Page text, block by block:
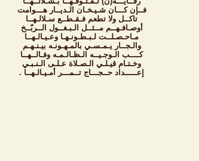
فــإن كـــان شـيـخـان الـديــار هـــوامت
تاكــل ولا تطعم فـقـطــع سـلالـهــا
أوصـافـهــم مــثــل الـبـغــول الــربّــخ
مـاحـصـلــت لـبـطـونـهـا وعـيـالـهــا
والـجــار يـمـسـي بالمـهـونـه بيـنـهـم
كــــب الـوجـيــه الـظـالـمـه وفـالــهــا
وخـتـام قيـلـي الـصـلاة عـلـى الـنـبـي
إعـــــداد حــجـــاج تــمـــر أمـيـالـهــا .